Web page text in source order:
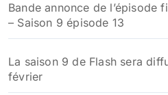
Bande annonce de l’épisode
– Saison 9 épisode 13
La saison 9 de Flash sera
février